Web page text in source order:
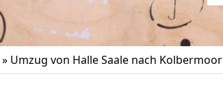
» Umzug von Halle Saale nach Kolbermoor